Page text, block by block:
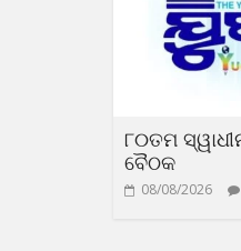
୮୦ତମ
ବୈଠକ
08/08/2026